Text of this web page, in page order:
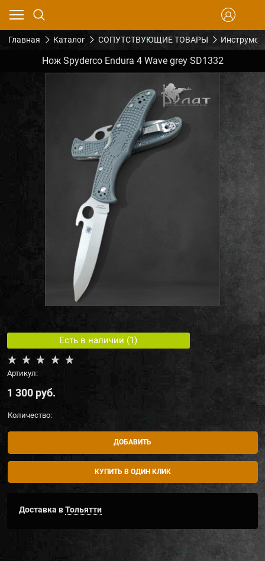
Главная Каталог СОПУТСТВУЮЩИЕ ТОВАРЫ
Нож Spyderco Endura 4 Wave grey SD1332
Есть в наличии (1)
Артикул:
1 300 руб.
Количество:
ДОБАВИТЬ
КУПИТЬ В ОДИН КЛИК
Доставка вТольятти